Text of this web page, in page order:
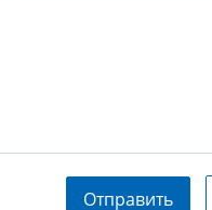
Отправить